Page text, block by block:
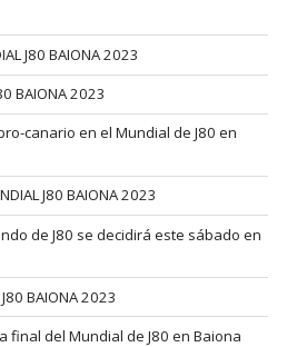
J80 BAIONA 2023
BAIONA 2023
canario en el Mundial de J80 en
J80 BAIONA 2023
de J80 se decidirá este sábado en
J80 BAIONA 2023
final del Mundial de J80 en Baiona